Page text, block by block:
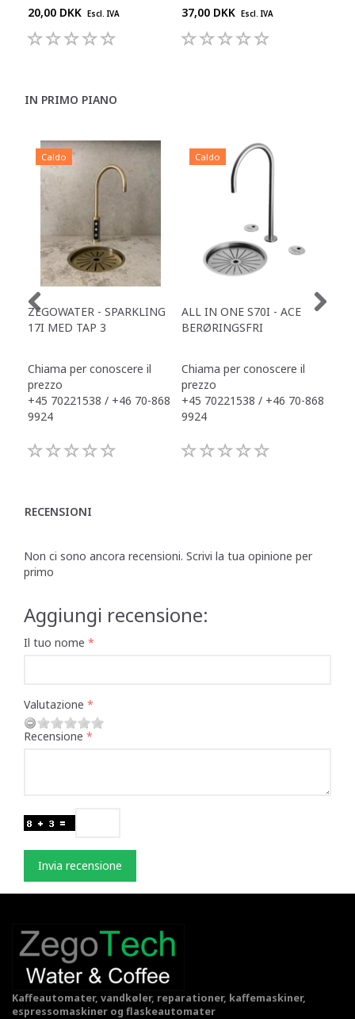
20,00 DKK Escl. IVA 37,00 DKK Escl. IVA
IN PRIMO PIANO
Caldo
ZEGOWATER - SPARKLING
17I MED TAP 3
Chiama per conoscere il
prezzo
+45 70221538 / +46 70-868
9924
Caldo
ALL IN ONE S70I - ACE
BERØRINGSFRI
Chiama per conoscere il
prezzo
+45 70221538 / +46 70-868
9924
RECENSIONI
Non ci sono ancora recensioni. Scrivi la tua opinione per
primo
Aggiungi recensione:
Il tuo nome
Valutazione
Recensione
Invia recensione
Kaffeautomater, vandkøler, reparationer, kaffemaskiner,
espressomaskiner og flaskeautomater